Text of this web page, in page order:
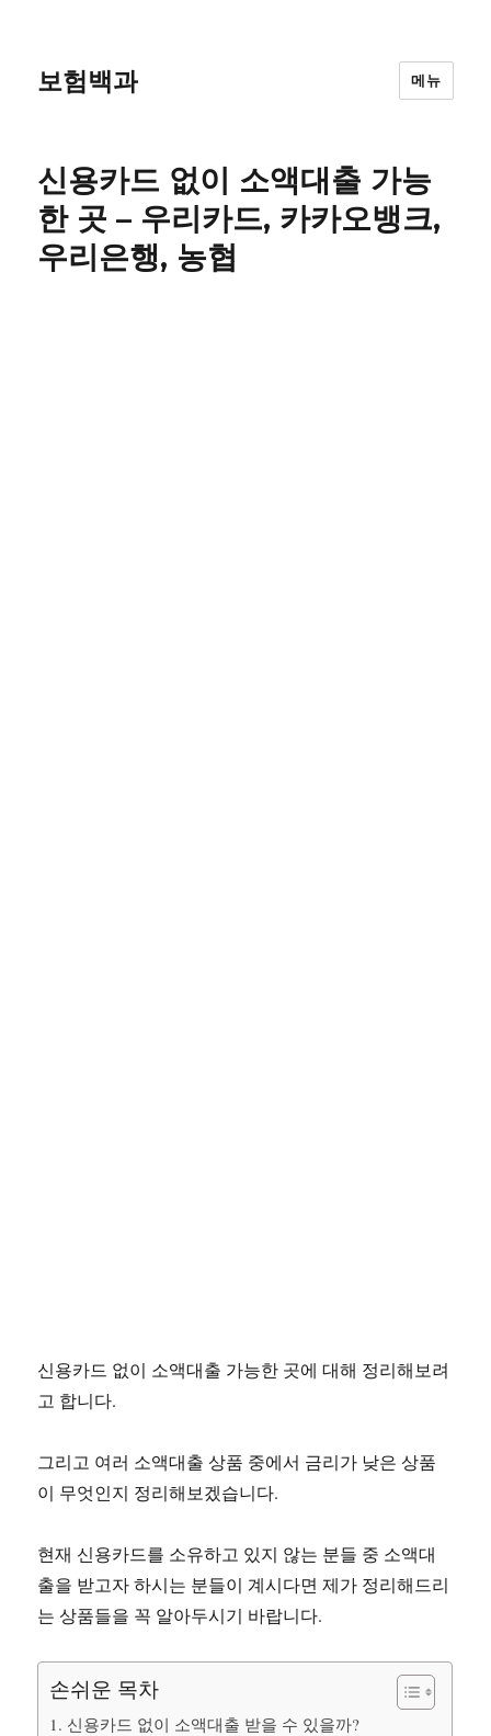
보험백과 메뉴
신용카드 없이 소액대출 가능
한 곳 – 우리카드, 카카오뱅크,
우리은행, 농협
신용카드 없이 소액대출 가능한 곳에 대해 정리해보려
고 합니다.
그리고 여러 소액대출 상품 중에서 금리가 낮은 상품
이 무엇인지 정리해보겠습니다.
현재 신용카드를 소유하고 있지 않는 분들 중 소액대
출을 받고자 하시는 분들이 계시다면 제가 정리해드리
는 상품들을 꼭 알아두시기 바랍니다.
손쉬운 목차
1. 신용카드 없이 소액대출 받을 수 있을까?